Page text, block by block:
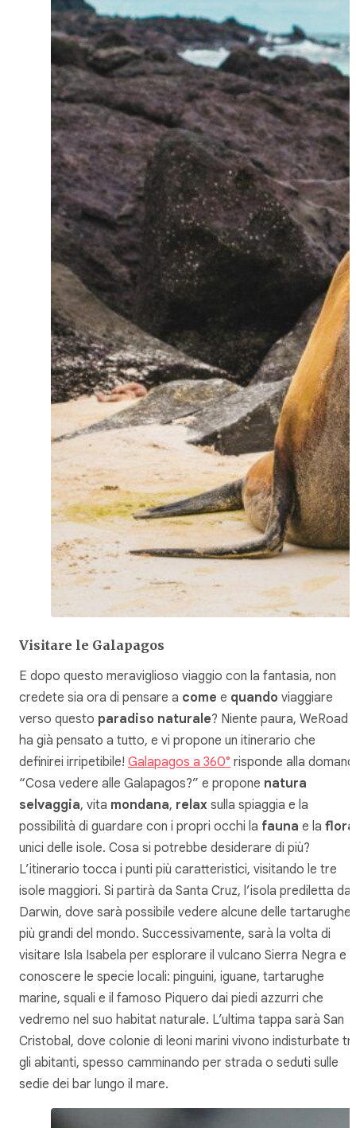
Visitare le Galapagos
E dopo questo meraviglioso viaggio con la fantasia, non
credete sia ora di pensare a come e quando viaggiare
verso questo paradiso naturale? Niente paura, WeRoad
ha già pensato a tutto, e vi propone un itinerario che
definirei irripetibile! Galapagos a 360° risponde alla
“Cosa vedere alle Galapagos?” e propone natura
selvaggia, vita mondana, relax sulla spiaggia e la
possibilità di guardare con i propri occhi la fauna e la flora
unici delle isole. Cosa si potrebbe desiderare di più?
L’itinerario tocca i punti più caratteristici, visitando le tre
isole maggiori. Si partirà da Santa Cruz, l’isola prediletta da
Darwin, dove sarà possibile vedere alcune delle tartarughe
più grandi del mondo. Successivamente, sarà la volta di
visitare Isla Isabela per esplorare il vulcano Sierra Negra e
conoscere le specie locali: pinguini, iguane, tartarughe
marine, squali e il famoso Piquero dai piedi azzurri che
vedremo nel suo habitat naturale. L’ultima tappa sarà San
Cristobal, dove colonie di leoni marini vivono indisturbate
gli abitanti, spesso camminando per strada o seduti sulle
sedie dei bar lungo il mare.